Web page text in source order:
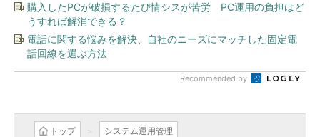
購入したPCが破損するたび情シスが苦労 PC運用の負担はど
うすれば解消できる？
電話に関する悩みを解決、自社のニーズにマッチした固定電
話回線を選ぶ方法
Recommended by
トップ システム運用管理